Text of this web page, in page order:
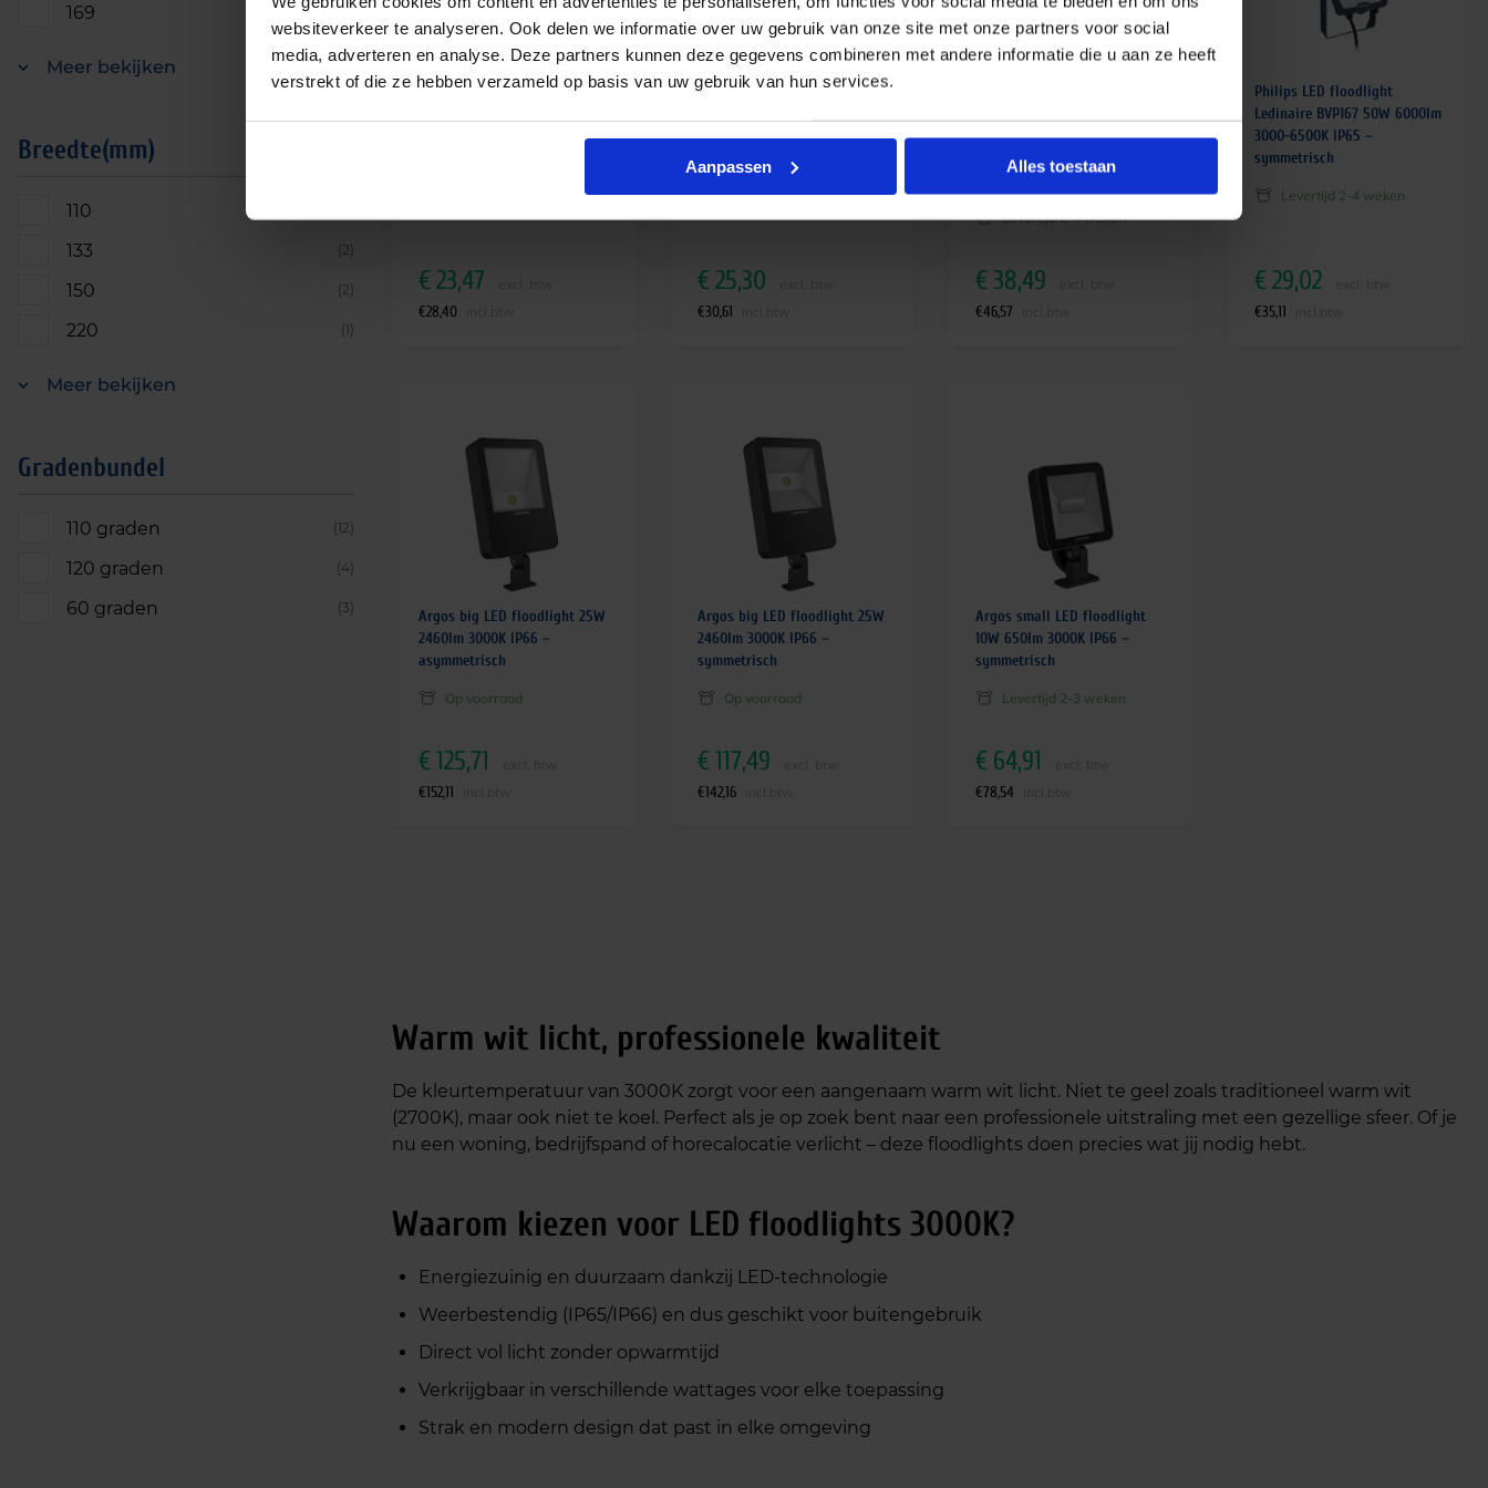
websiteverkeer te analyseren. Ook delen we informatie over uw gebruik van onze site met onze partners voor social
media, adverteren en analyse. Deze partners kunnen deze gegevens combineren met andere informatie die u aan ze heeft
verstrekt of die ze hebben verzameld op basis van uw gebruik van hun services.
Aanpassen Alles toestaan
169 (1)
Meer bekijken
Breedte(mm)
110
133 (2)
150 (2)
220 (1)
Meer bekijken
Gradenbundel
110 graden (12)
120 graden (4)
60 graden (3)
Philips LED floodlight
€23,47
€28,40
Kos LED floodlight 150W
120° IP66 zwart
Levertijd 4-6 werkdagen
€ 25,30
€30,61
3000-6500K IP65 –
symmetrisch |
Levertijd 2-4 weken
€38,49
€46,57
Philips LED floodlight
Ledinaire BVP167 50W 6000lm
3000-6500K IP65 –
symmetrisch
Levertijd 2-4 weken
€ 29,02
€35,11
Argos big LED floodlight 25W
2460lm 3000K IP66 –
asymmetrisch
Op voorraad
€125,71
€152,11
Argos big LED floodlight 25W
2460lm 3000K IP66 –
symmetrisch
Op voorraad
€ 117,49
€142,16
Argos small LED floodlight
10W 650lm 3000K IP66 –
symmetrisch
Levertijd 2-3 weken
€ 64,91
€78,54
Warm wit licht, professionele kwaliteit
De kleurtemperatuur van 3000K zorgt voor een aangenaam warm wit licht. Niet te geel zoals traditioneel warm wit
(2700K), maar ook niet te koel. Perfect als je op zoek bent naar een professionele uitstraling met een gezellige sfeer. Of je
nu een woning, bedrijfspand of horecalocatie verlicht – deze floodlights doen precies wat jij nodig hebt.
Waarom kiezen voor LED floodlights 3000K?
Energiezuinig en duurzaam dankzij LED-technologie
Weerbestendig (IP65/IP66) en dus geschikt voor buitengebruik
Direct vol licht zonder opwarmtijd
Verkrijgbaar in verschillende wattages voor elke toepassing
Strak en modern design dat past in elke omgeving